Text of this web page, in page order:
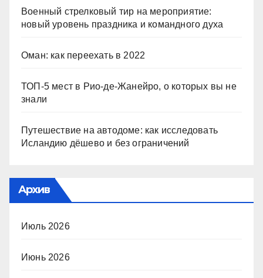
Военный стрелковый тир на мероприятие:
новый уровень праздника и командного духа
Оман: как переехать в 2022
ТОП-5 мест в Рио-де-Жанейро, о которых вы не
знали
Путешествие на автодоме: как исследовать
Исландию дёшево и без ограничений
Архив
Июль 2026
Июнь 2026